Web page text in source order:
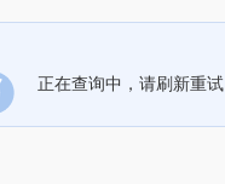
正在查询中，请刷新重试